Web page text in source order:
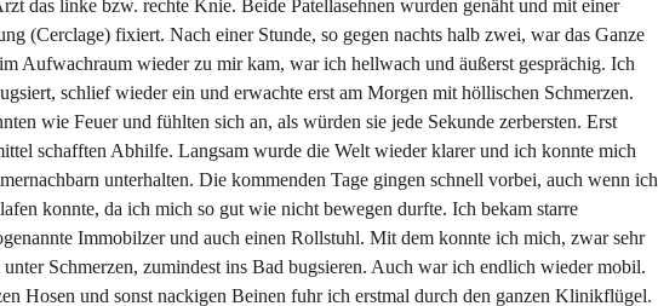
das linke bzw. rechte Knie. Beide Patellasehnen wurden genäht und mit einer
(Cerclage) fixiert. Nach einer Stunde, so gegen nachts halb zwei, war das Ganze
Aufwachraum wieder zu mir kam, war ich hellwach und äußerst gesprächig. Ich
schlief wieder ein und erwachte erst am Morgen mit höllischen Schmerzen.
wie Feuer und fühlten sich an, als würden sie jede Sekunde zerbersten. Erst
schafften Abhilfe. Langsam wurde die Welt wieder klarer und ich konnte mich
unterhalten. Die kommenden Tage gingen schnell vorbei, auch wenn ich
konnte, da ich mich so gut wie nicht bewegen durfte. Ich bekam starre
Immobilzer und auch einen Rollstuhl. Mit dem konnte ich mich, zwar sehr
Schmerzen, zumindest ins Bad bugsieren. Auch war ich endlich wieder mobil.
Hosen und sonst nackigen Beinen fuhr ich erstmal durch den ganzen Klinikflügel.